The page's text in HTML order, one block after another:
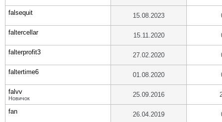
falsequit 15.08.2023
faltercellar 15.11.2020
falterprofit3 27.02.2020
faltertime6 01.08.2020
falvv
Новичок 25.09.2016
fan 26.04.2019